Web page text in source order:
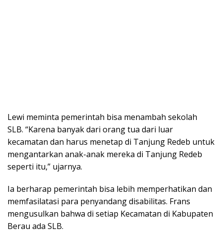
Lewi meminta pemerintah bisa menambah sekolah
SLB. “Karena banyak dari orang tua dari luar
kecamatan dan harus menetap di Tanjung Redeb untuk
mengantarkan anak-anak mereka di Tanjung Redeb
seperti itu,” ujarnya.
Ia berharap pemerintah bisa lebih memperhatikan dan
memfasilatasi para penyandang disabilitas. Frans
mengusulkan bahwa di setiap Kecamatan di Kabupaten
Berau ada SLB.